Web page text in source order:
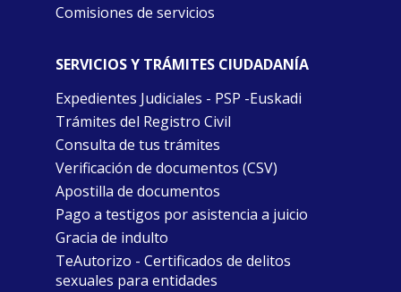
Comisiones de servicios
SERVICIOS Y TRÁMITES CIUDADANÍA
Expedientes Judiciales - PSP -Euskadi
Trámites del Registro Civil
Consulta de tus trámites
Verificación de documentos (CSV)
Apostilla de documentos
Pago a testigos por asistencia a juicio
Gracia de indulto
TeAutorizo - Certificados de delitos
sexuales para entidades